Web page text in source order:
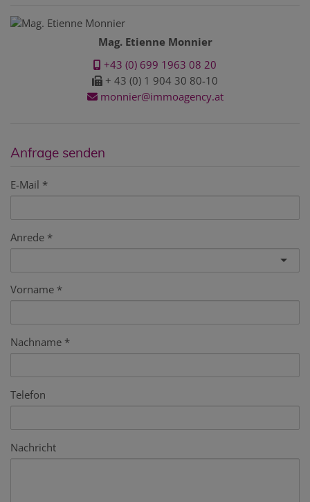
Mag. Etienne Monnier
+43 (0) 699 1963 08 20
+ 43 (0) 1 904 30 80-10
monnier@immoagency.at
Anfrage senden
E-Mail
Anrede
Vorname
Nachname
Telefon
Nachricht